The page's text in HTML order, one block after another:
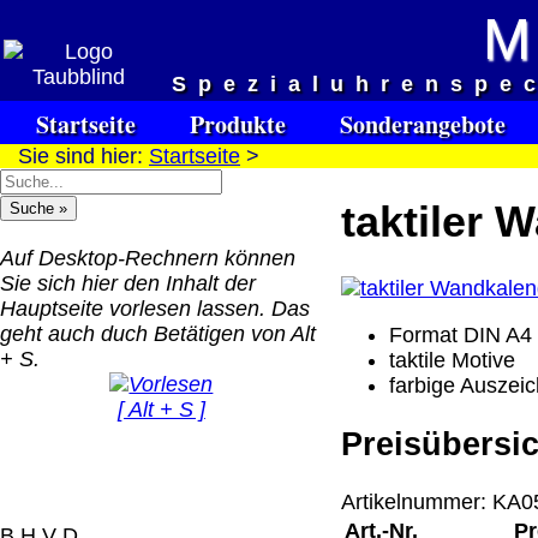
Startseite Produkte Sonderangebote
Sie sind hier: Startseite >
Auf Desktop-Rechnern können
Sie sich hier den Inhalt der
Hauptseite vorlesen lassen. Das
geht auch duch Betätigen von Alt
+ S.
[ Alt + S ]
taktiler
Format DIN A4
taktile Motive
farbige
Artikelnummer:
Art.-Nr.
QR Code:
Versandkosten DHL Standard
bis 5kg
Deutschland Vorkasse:
6.95 €
Vorkasse: 20.00 €
EU (inkl. Schweiz)
PayPal: 20.00 €
Der Versand erfolgt als
versichertes Paket.
Selbstabholung vom
oder von